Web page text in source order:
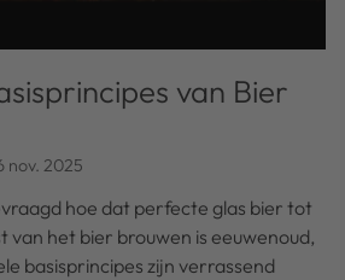
van Bier
nov. 2025
hoe dat perfecte glas bier tot
van het bier brouwen is eeuwenoud,
basisprincipes zijn verrassend